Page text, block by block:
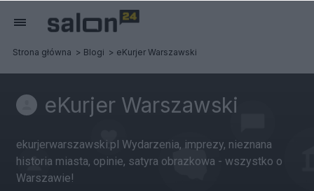
Strona główna Blogi eKurjer Warszawski
eKurjer Warszawski
ekurjerwarszawski.pl Wydarzenia, imprezy, nieznana
historia miasta, opinie, satyra obrazkowa - wszystko o
Warszawie!